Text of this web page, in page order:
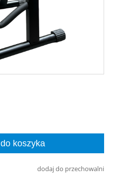
do koszyka
dodaj do przechowalni